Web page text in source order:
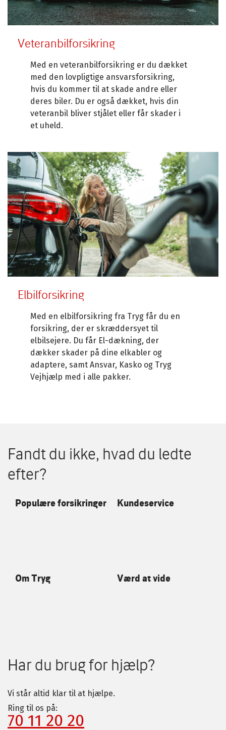
Veteranbilforsikring
Med en veteranbilforsikring er du dækket
med den lovpligtige ansvarsforsikring,
hvis du kommer til at skade andre eller
deres biler. Du er også dækket, hvis din
veteranbil bliver stjålet eller får skader i
et uheld.
Elbilforsikring
Med en elbilforsikring fra Tryg får du en
forsikring, der er skræddersyet til
elbilsejere. Du får El-dækning, der
dækker skader på dine elkabler og
adaptere, samt Ansvar, Kasko og Tryg
Vejhjælp med i alle pakker.
Fandt du ikke, hvad du ledte
efter?
Populære forsikringer Kundeservice
Om Tryg Værd at vide
Har du brug for hjælp?
Vi står altid klar til at hjælpe.
Ring til os på:
70 11 20 20